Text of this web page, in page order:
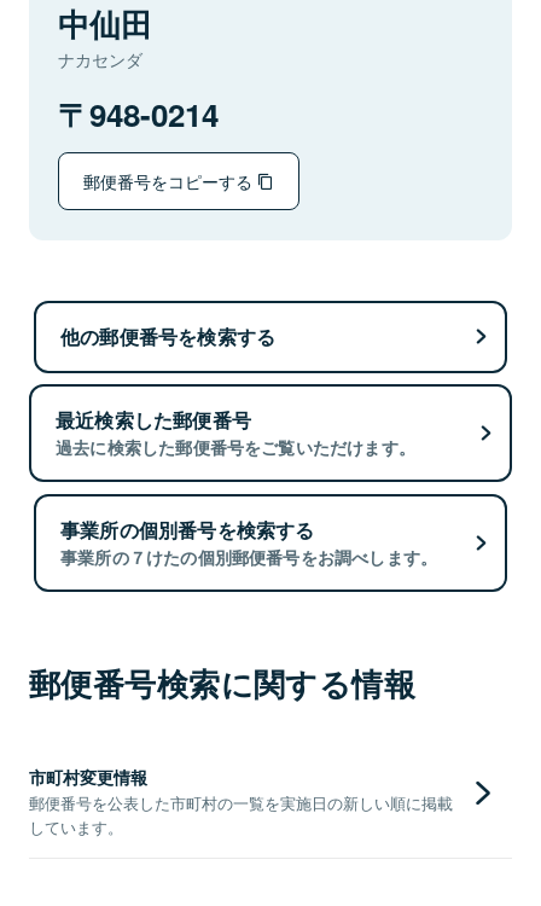
中仙田
ナカセンダ
948-0214
郵便番号をコピーする
他の郵便番号を検索する
最近検索した郵便番号
過去に検索した郵便番号をご覧いただけます。
事業所の個別番号を検索する
事業所の７けたの個別郵便番号をお調べします。
郵便番号検索に関する情報
市町村変更情報
郵便番号を公表した市町村の一覧を実施日の新しい順に掲載
しています。